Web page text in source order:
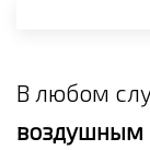
В любом
воздушным